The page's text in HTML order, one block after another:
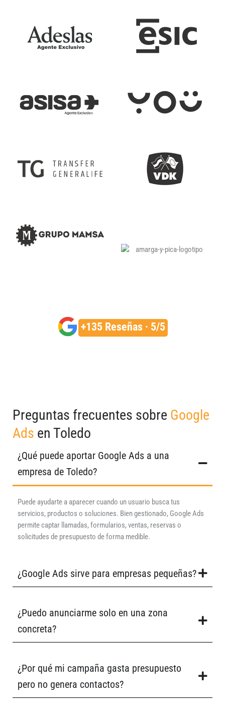
+135 Reseñas · 5/5
Preguntas frecuentes sobre Google
Ads en Toledo
¿Qué puede aportar Google Ads a una
empresa de Toledo?
Puede ayudarte a aparecer cuando un usuario busca tus
servicios, productos o soluciones. Bien gestionado, Google Ads
permite captar llamadas, formularios, ventas, reservas o
solicitudes de presupuesto de forma medible.
¿Google Ads sirve para empresas pequeñas?
¿Puedo anunciarme solo en una zona
concreta?
¿Por qué mi campaña gasta presupuesto
pero no genera contactos?